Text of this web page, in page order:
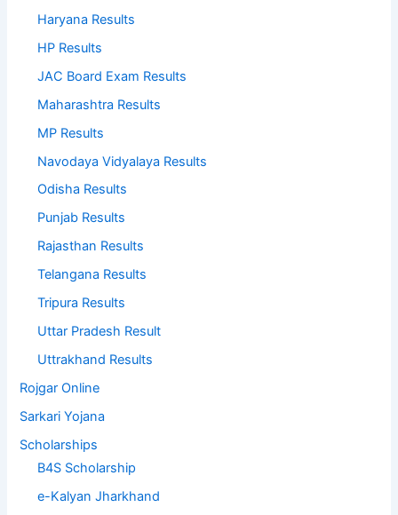
Haryana Results
HP Results
JAC Board Exam Results
Maharashtra Results
MP Results
Navodaya Vidyalaya Results
Odisha Results
Punjab Results
Rajasthan Results
Telangana Results
Tripura Results
Uttar Pradesh Result
Uttrakhand Results
Rojgar Online
Sarkari Yojana
Scholarships
B4S Scholarship
e-Kalyan Jharkhand